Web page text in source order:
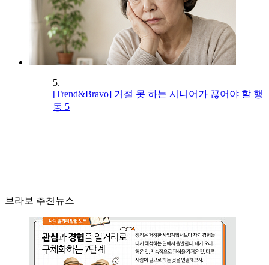
5.
[Trend&Bravo] 거절 못 하는 시니어가 끊어야 할 행
동 5
브라보 추천뉴스